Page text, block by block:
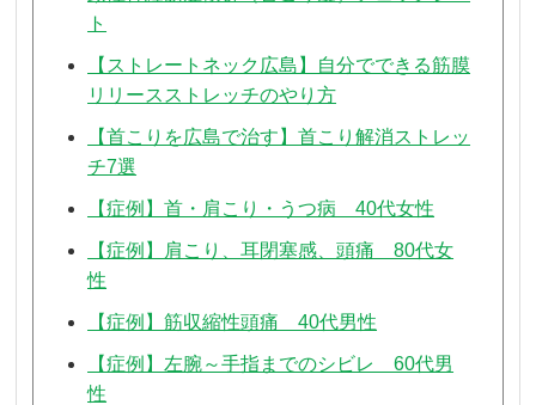
ト
【ストレートネック広島】自分でできる筋膜
リリースストレッチのやり方
【首こりを広島で治す】首こり解消ストレッ
チ7選
【症例】首・肩こり・うつ病 40代女性
【症例】肩こり、耳閉塞感、頭痛 80代女
性
【症例】筋収縮性頭痛 40代男性
【症例】左腕～手指までのシビレ 60代男
性